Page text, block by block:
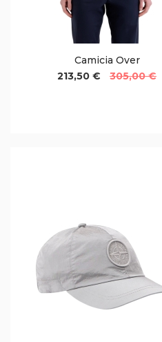
Camicia Over
213,50 €
305,00 €